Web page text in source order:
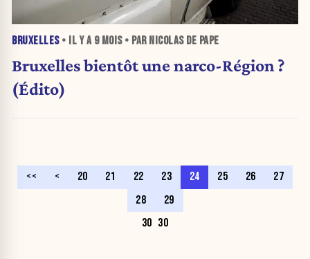
BRUXELLES• IL Y A 9 MOIS• PAR NICOLAS DE PAPE
Bruxelles bientôt une narco-Région ?
(Édito)
<< < 20 21 22 23 24 25 26
27
28
29
30 30